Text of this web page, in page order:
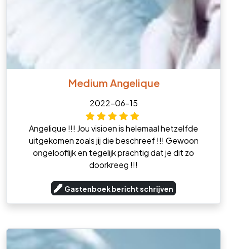
Medium Angelique
2022-06-15
Angelique !!! Jou visioen is helemaal hetzelfde
uitgekomen zoals jij die beschreef !!! Gewoon
ongelooflijk en tegelijk prachtig dat je dit zo
doorkreeg !!!
Gastenboek bericht schrijven